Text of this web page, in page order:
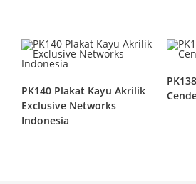
PK140 Plakat Kayu Akrilik
Exclusive Networks
Indonesia